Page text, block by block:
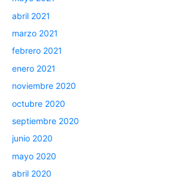
abril 2021
marzo 2021
febrero 2021
enero 2021
noviembre 2020
octubre 2020
septiembre 2020
junio 2020
mayo 2020
abril 2020